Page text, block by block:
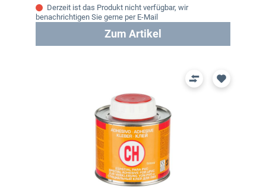
Derzeit ist das Produkt nicht verfügbar, wir
benachrichtigen Sie gerne per E-Mail
Zum Artikel